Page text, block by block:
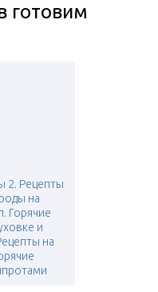
готовим
2. Рецепты
на
Горячие
и
на